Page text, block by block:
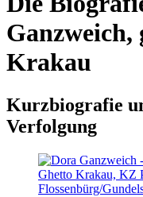
Ganzweich,
Krakau
Kurzbiografie
Verfolgung